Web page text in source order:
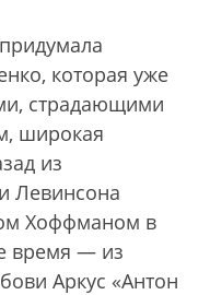
которая уже
страдающими
широкая
из
Левинсона
Хоффманом в
время — из
Аркус «Антон